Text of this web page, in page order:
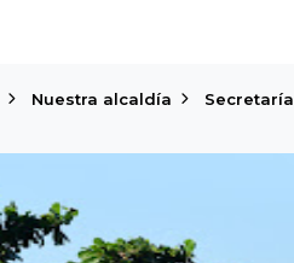
Nuestra alcaldía